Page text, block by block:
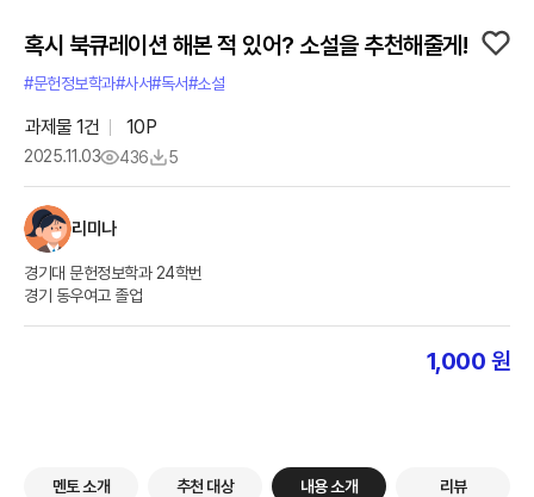
혹시 북큐레이션 해본 적 있어? 소설을 추천해줄게!
#문헌정보학과#사서#독서#소설
과제물 1건 10P
2025.11.03 436 5
리미나
경기대 문헌정보학과 24학번
경기 동우여고 졸업
1,000 원
멘토 소개 추천 대상 내용 소개 리뷰